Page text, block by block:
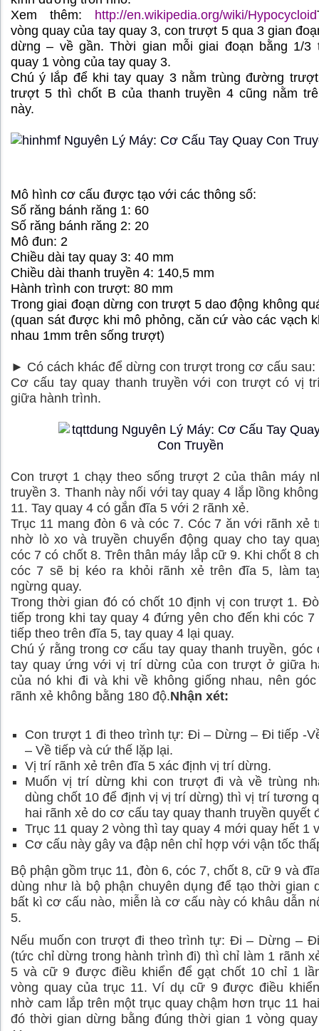
Xem thêm: http://en.wikipedia.org/wiki/Hypocycloid
vòng quay của tay quay 3, con trượt 5 qua 3 gian
dừng – về gần. Thời gian mỗi giai đoạn bằng 1/3
quay 1 vòng của tay quay 3.
Chú ý lắp để khi tay quay 3 nằm trùng đường
trượt 5 thì chốt B của thanh truyền 4 cũng nằm
này.
Mô hình cơ cấu được tạo với các thông số:
Số răng bánh răng 1: 60
Số răng bánh răng 2: 20
Mô đun: 2
Chiều dài tay quay 3: 40 mm
Chiều dài thanh truyền 4: 140,5 mm
Hành trình con trượt: 80 mm
Trong giai đoạn dừng con trượt 5 dao động không
(quan sát được khi mô phỏng, căn cứ vào các vạch
nhau 1mm trên sống trượt)
► Có cách khác để dừng con trượt trong cơ cấu sau:
Cơ cấu tay quay thanh truyền với con trượt có vị
giữa hành trình.
Con trượt 1 chạy theo sống trượt 2 của thân máy
truyền 3. Thanh này nối với tay quay 4 lắp lồng
11. Tay quay 4 có gắn đĩa 5 với 2 rãnh xẻ.
Trục 11 mang đòn 6 và cóc 7. Cóc 7 ăn với rãnh xẻ
nhờ lò xo và truyền chuyển động quay cho tay
cóc 7 có chốt 8. Trên thân máy lắp cữ 9. Khi chốt 8
cóc 7 sẽ bị kéo ra khỏi rãnh xẻ trên đĩa 5, làm
ngừng quay.
Trong thời gian đó có chốt 10 định vị con trượt 1.
tiếp trong khi tay quay 4 đứng yên cho đến khi cóc 7
tiếp theo trên đĩa 5, tay quay 4 lại quay.
Chú ý rằng trong cơ cấu tay quay thanh truyền, góc
tay quay ứng với vị trí dừng của con trượt ở giữa
của nó khi đi và khi về không giống nhau, nên
rãnh xẻ không bằng 180 độ.Nhận xét:
Con trượt 1 đi theo trình tự: Đi – Dừng – Đi tiếp -
– Về tiếp và cứ thế lặp lại.
Vị trí rãnh xẻ trên đĩa 5 xác định vị trí dừng.
Muốn vị trí dừng khi con trượt đi và về trùng
dùng chốt 10 để định vị vị trí dừng) thì vị trí tương
hai rãnh xẻ do cơ cấu tay quay thanh truyền quyết
Trục 11 quay 2 vòng thì tay quay 4 mới quay hết 1
Cơ cấu này gây va đập nên chỉ hợp với vận tốc
Bộ phận gồm trục 11, đòn 6, cóc 7, chốt 8, cữ 9 và
dùng như là bộ phận chuyên dụng để tạo thời gian
bất kì cơ cấu nào, miễn là cơ cấu này có khâu dẫn
5.
Nếu muốn con trượt đi theo trình tự: Đi – Dừng –
(tức chỉ dừng trong hành trình đi) thì chỉ làm 1 rãnh
5 và cữ 9 được điều khiển để gạt chốt 10 chỉ 1
vòng quay của trục 11. Ví dụ cữ 9 được điều
nhờ cam lắp trên một trục quay chậm hơn trục 11
đó thời gian dừng bằng đúng thời gian 1 vòng